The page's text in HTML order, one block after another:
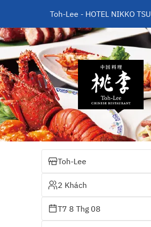
Toh-Lee - HOTEL NIKKO
Toh-Lee
2 Khách
T7 8 Thg 08